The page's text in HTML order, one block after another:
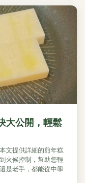
大公開，輕鬆
文提供詳細的煎年糕
火候控制，幫助您輕
是老手，都能從中學